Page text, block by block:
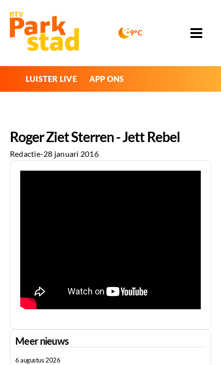
9°C
LUISTER LIVE APP ONS
Roger Ziet Sterren - Jett Rebel
Redactie-28 januari 2016
Meer nieuws
6 augustus 2026